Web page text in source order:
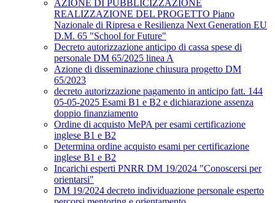
AZIONE DI PUBBLICIZZAZIONE
REALIZZAZIONE DEL PROGETTO Piano
Nazionale di Ripresa e Resilienza Next Generation EU
D.M. 65 "School for Future"
Decreto autorizzazione anticipo di cassa spese di
personale DM 65/2025 linea A
Azione di disseminazione chiusura progetto DM
65/2023
decreto autorizzazione pagamento in anticipo fatt. 144
05-05-2025 Esami B1 e B2 e dichiarazione assenza
doppio finanziamento
Ordine di acquisto MePA per esami certificazione
inglese B1 e B2
Determina ordine acquisto esami per certificazione
inglese B1 e B2
Incarichi esperti PNRR DM 19/2024 "Conoscersi per
orientarsi"
DM 19/2024 decreto individuazione personale esperto